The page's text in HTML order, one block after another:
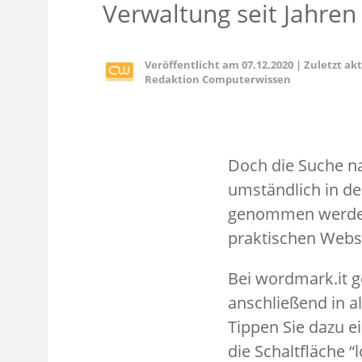
Verwaltung seit
Veröffentlicht am 07.12.2020 | Zuletzt
Redaktion Computerwissen
Doch die Suche
umständlich in
genommen
praktischen
Bei wordmark.it
anschließend in
Tippen Sie dazu
die Schaltfläche